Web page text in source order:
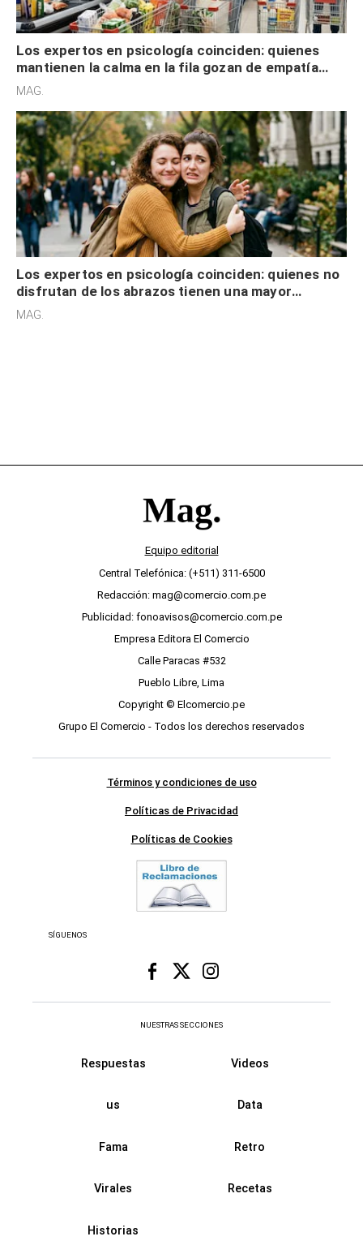
Los expertos en psicología coinciden: quienes
mantienen la calma en la fila gozan de empatía
cognitiva, gratitud y no solo tienen autocontrol
MAG.
Los expertos en psicología coinciden: quienes no
disfrutan de los abrazos tienen una mayor
sensibilidad a los estímulos físicos y no es por
MAG.
Equipo editorial
Central Telefónica: (+511) 311-6500
Redacción: mag@comercio.com.pe
Publicidad: fonoavisos@comercio.com.pe
Empresa Editora El Comercio
Calle Paracas #532
Pueblo Libre, Lima
Copyright © Elcomercio.pe
Grupo El Comercio - Todos los derechos reservados
Términos y condiciones de uso
Políticas de Privacidad
Políticas de Cookies
SÍGUENOS
NUESTRAS SECCIONES
Respuestas Videos
us Data
Fama Retro
Virales Recetas
Historias